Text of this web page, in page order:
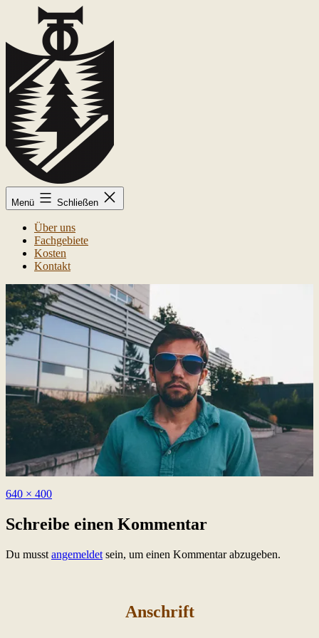
springen
Kai-
Uwe
Menü Schließen
Über uns
Fachgebiete
Kosten
Kontakt
Originalgröße
640 × 400
Schreibe einen Kommentar
Du musst angemeldet sein, um einen Kommentar abzugeben.
Anschrift